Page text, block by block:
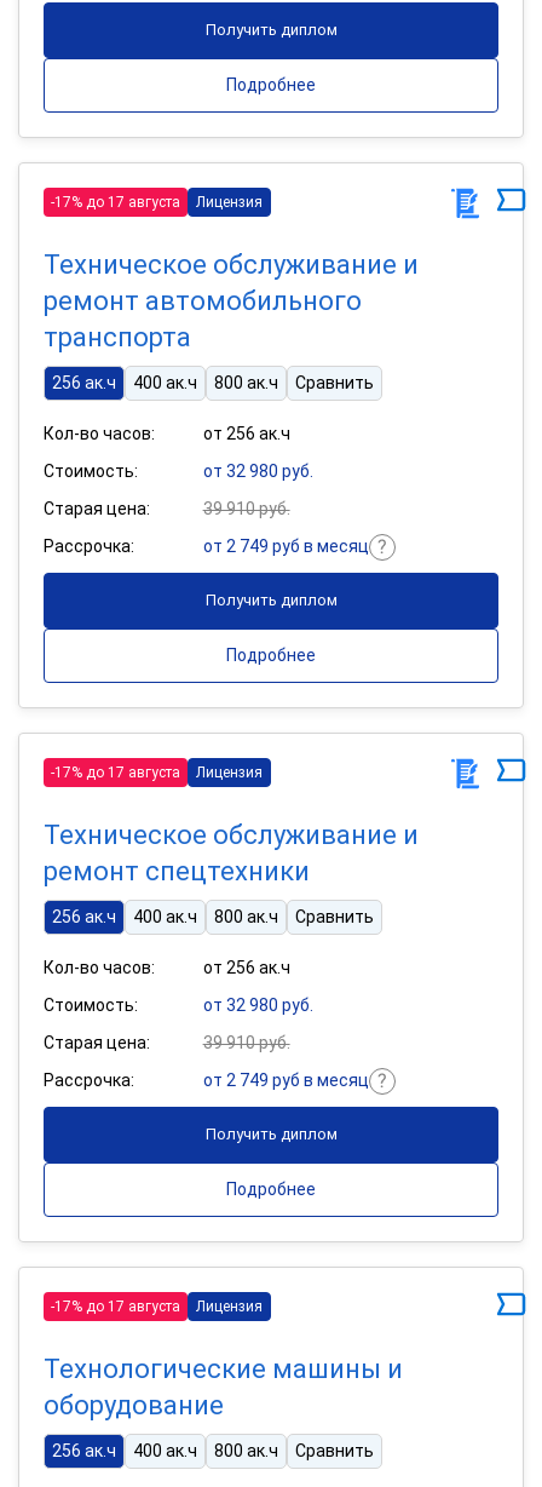
Получить диплом
Подробнее
-17% до 17 августа Лицензия
Техническое обслуживание и
ремонт автомобильного
транспорта
256 ак.ч 400 ак.ч 800 ак.ч Сравнить
Кол-во часов:
от 256 ак.ч
Стоимость:
от 32 980 руб.
Старая цена:
39 910 руб.
Рассрочка:
от 2 749 руб в месяц
Получить диплом
Подробнее
-17% до 17 августа Лицензия
Техническое обслуживание и
ремонт спецтехники
256 ак.ч 400 ак.ч 800 ак.ч Сравнить
Кол-во часов:
от 256 ак.ч
Стоимость:
от 32 980 руб.
Старая цена:
39 910 руб.
Рассрочка:
от 2 749 руб в месяц
Получить диплом
Подробнее
-17% до 17 августа Лицензия
Технологические машины и
оборудование
256 ак.ч 400 ак.ч 800 ак.ч Сравнить